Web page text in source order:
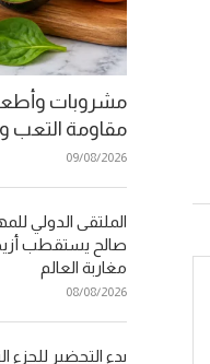
مشروبات
مقاومة التعب
09/08/2026
الملتقى الدولي
مغاربة العالم
08/08/2026
بدء التحضير للجزء